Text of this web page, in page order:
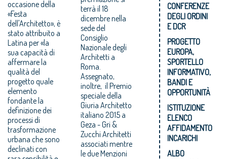
occasione della
«Festa
dell'Architetto», è
stato attribuito a
Latina per «la
sua capacità di
affermare la
qualità del
progetto quale
elemento
fondante la
definizione dei
processi di
trasformazione
urbana che sono
declinati con
terrà il 18
dicembre nella
sede del
Consiglio
Nazionale degli
Architetti a
Roma.
Assegnato,
inoltre, il Premio
speciale della
Giuria Architetto
italiano 2015 a
Geza - Gri &
Zucchi Architetti
associati mentre
le due Menzioni
CONFERENZE
DEGLI ORDINI
E DCR
PROGETTO
EUROPA,
SPORTELLO
INFORMATIVO,
BANDI E
OPPORTUNITÀ
ISTITUZIONE
ELENCO
AFFIDAMENTO
INCARICHI
ALBO